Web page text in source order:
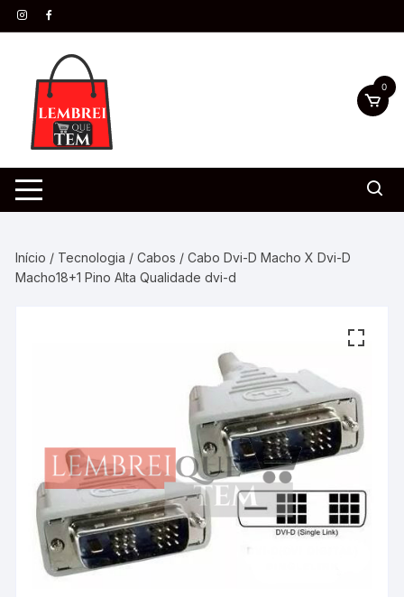
0
Início / Tecnologia /Cabos / Cabo Dvi-D Macho X Dvi-D
Macho18+1 Pino Alta Qualidade dvi-d